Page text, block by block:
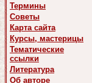
Термины
Советы
Карта сайта
Курсы, мастерицы
Тематические
ссылки
Литература
Об авторе